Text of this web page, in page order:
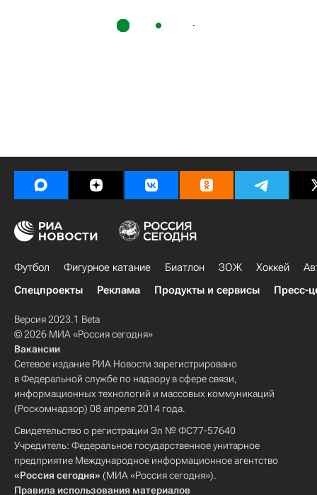
Футбол Фигурное катание Биатлон ЗОЖ Хоккей
Спецпроекты
Реклама Продукты и сервисы Пресс-
Версия 2023.1 Beta
© 2026 МИА «Россия сегодня»
Вакансии
Сетевое издание РИА Новости зарегистрировано
в Федеральной службе по надзору в сфере связи,
информационных технологий и массовых коммуникаций
(Роскомнадзор) 08 апреля 2014 года.
Свидетельство о регистрации Эл № ФС77-57640
Учредитель: Федеральное государственное унитарное
предприятие Международное информационное агентство
«Россия сегодня» (МИА «Россия сегодня»).
Правила использования материалов